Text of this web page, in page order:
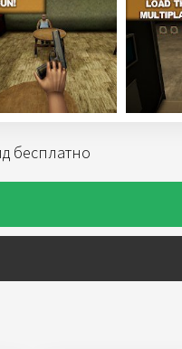
бесплатно